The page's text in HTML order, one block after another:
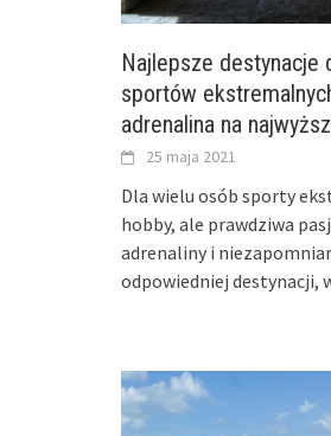
Najlepsze destynacje
sportów
adrenalina na
25 maja 2021
Dla wielu osób sporty
hobby, ale prawdziwa
adrenaliny i
odpowiedniej destynacji,